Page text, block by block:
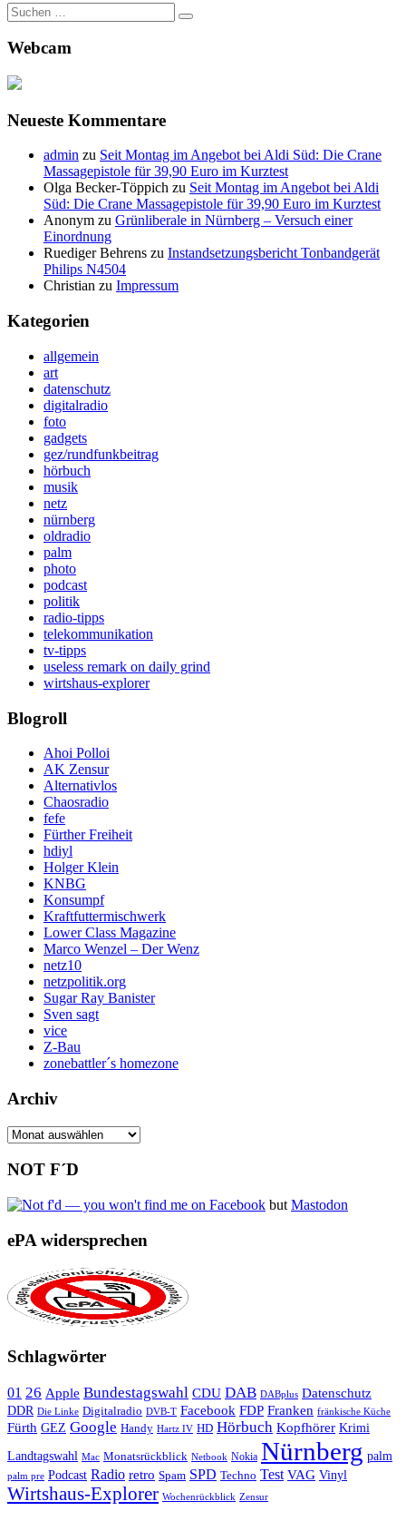
Suche
nach:
Webcam
Neueste Kommentare
admin zu Seit Montag im Angebot bei Aldi Süd: Die Crane
Massagepistole für 39,90 Euro im Kurztest
Olga Becker-Töppich zu Seit Montag im Angebot bei Aldi
Süd: Die Crane Massagepistole für 39,90 Euro im Kurztest
Anonym zu Grünliberale in Nürnberg – Versuch einer
Einordnung
Ruediger Behrens zu Instandsetzungsbericht Tonbandgerät
Philips N4504
Christian zu Impressum
Kategorien
allgemein
art
datenschutz
digitalradio
foto
gadgets
gez/rundfunkbeitrag
hörbuch
musik
netz
nürnberg
oldradio
palm
photo
podcast
politik
radio-tipps
telekommunikation
tv-tipps
useless remark on daily grind
wirtshaus-explorer
Blogroll
Ahoi Polloi
AK Zensur
Alternativlos
Chaosradio
fefe
Fürther Freiheit
hdiyl
Holger Klein
KNBG
Konsumpf
Kraftfuttermischwerk
Lower Class Magazine
Marco Wenzel – Der Wenz
netz10
netzpolitik.org
Sugar Ray Banister
Sven sagt
vice
Z-Bau
zonebattler´s homezone
Archiv
Archiv
NOT F´D
but Mastodon
ePA widersprechen
Schlagwörter
01 26 Apple Bundestagswahl CDU DAB DABplus Datenschutz
DDR Die Linke Digitalradio DVB-T Facebook FDP Franken fränkische Küche
Fürth GEZ Google Handy Hartz IV HD Hörbuch Kopfhörer Krimi
Landtagswahl Mac Monatsrückblick Netbook Nokia Nürnberg palm
palm pre Podcast Radio retro Spam SPD Techno Test VAG Vinyl
Wirtshaus-Explorer Wochenrückblick Zensur